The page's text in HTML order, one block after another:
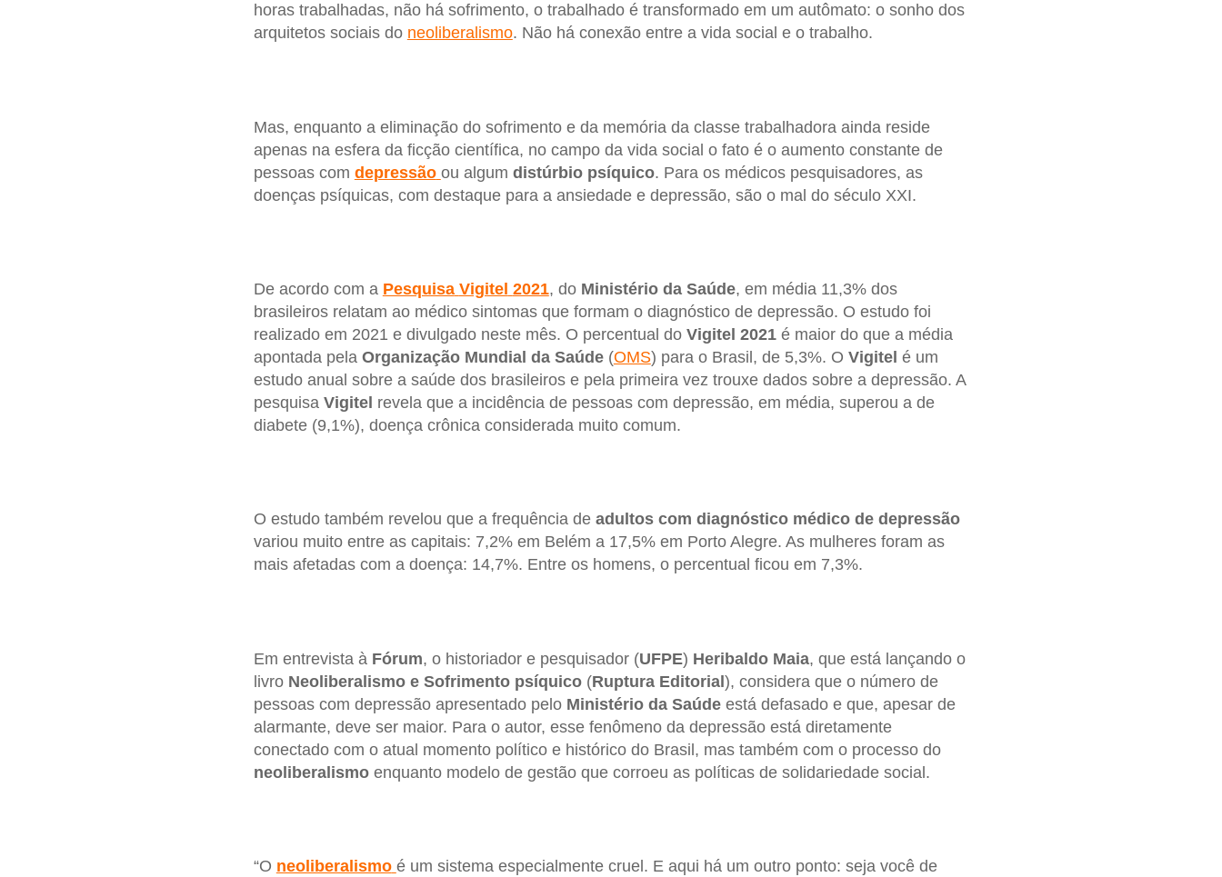
horas trabalhadas, não há sofrimento, o trabalhado é transformado em um autômato: o sonho dos
arquitetos sociais do neoliberalismo. Não há conexão entre a vida social e o trabalho.
Mas, enquanto a eliminação do sofrimento e da memória da classe trabalhadora ainda reside
apenas na esfera da ficção científica, no campo da vida social o fato é o aumento constante de
pessoas com depressão ou algum distúrbio psíquico. Para os médicos pesquisadores, as
doenças psíquicas, com destaque para a ansiedade e depressão, são o mal do século XXI.
De acordo com a Pesquisa Vigitel 2021, do Ministério da Saúde, em média 11,3% dos
brasileiros relatam ao médico sintomas que formam o diagnóstico de depressão. O estudo foi
realizado em 2021 e divulgado neste mês. O percentual do Vigitel 2021é maior do que a média
apontada pela Organização Mundial da Saúde(OMS) para o Brasil, de 5,3%. O Vigitel é um
estudo anual sobre a saúde dos brasileiros e pela primeira vez trouxe dados sobre a depressão. A
pesquisa Vigitel revela que a incidência de pessoas com depressão, em média, superou a de
diabete (9,1%), doença crônica considerada muito comum.
O estudo também revelou que a frequência de adultos com diagnóstico médico de depressão
variou muito entre as capitais: 7,2% em Belém a 17,5% em Porto Alegre. As mulheres foram as
mais afetadas com a doença: 14,7%. Entre os homens, o percentual ficou em 7,3%.
Em entrevista à Fórum, o historiador e pesquisador (UFPE) Heribaldo Maia, que está lançando o
livro Neoliberalismo e Sofrimento psíquico(Ruptura Editorial), considera que o número de
pessoas com depressão apresentado pelo Ministério da Saúdeestá defasado e que, apesar de
alarmante, deve ser maior. Para o autor, esse fenômeno da depressão está diretamente
conectado com o atual momento político e histórico do Brasil, mas também com o processo do
neoliberalismoenquanto modelo de gestão que corroeu as políticas de solidariedade social.
“O neoliberalismo é um sistema especialmente cruel. E aqui há um outro ponto: seja você de